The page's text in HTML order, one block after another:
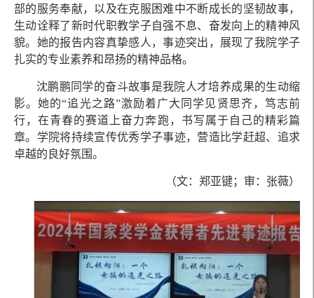
部的服务奉献，以及在克服困难中不断成长的坚韧故事，
生动诠释了新时代职教学子自强不息、奋发向上的精神风
貌。她的报告内容真挚感人，事迹突出，展现了我院学子
扎实的专业素养和昂扬的精神品格。
沈鹏鹏同学的奋斗故事是我院人才培养成果的生动缩
影。她的“追光之路”激励着广大同学见贤思齐，笃志前
行，在青春的赛道上奋力奔跑，书写属于自己的精彩篇
章。学院将持续宣传优秀学子事迹，营造比学赶超、追求
卓越的良好氛围。
（文：郑亚键；审：张薇）